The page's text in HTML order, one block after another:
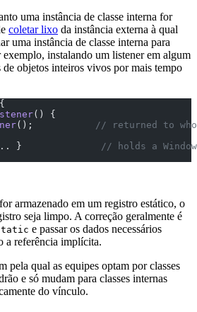
uma instância de classe interna for
coletar lixo da instância externa à qual
uma instância de classe interna para
instalando um listener em algum
objetos inteiros vivos por mais tempo
() {
();
// returned to
... }
// holds a
for armazenado em um registro estático, o
seja limpo. A correção geralmente é
e passar os dados necessários
a referência implícita.
pela qual as equipes optam por classes
e só mudam para classes internas
do vínculo.